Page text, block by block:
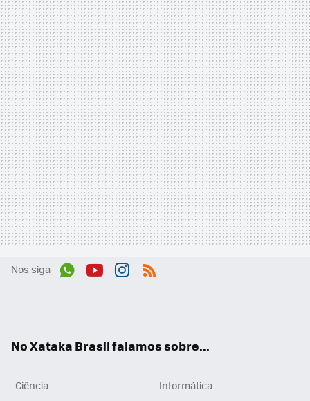
Nos siga
No Xataka Brasil falamos sobre...
Ciência
Informática